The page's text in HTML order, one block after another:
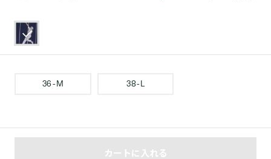
36 - M 38 - L
カートに入れる